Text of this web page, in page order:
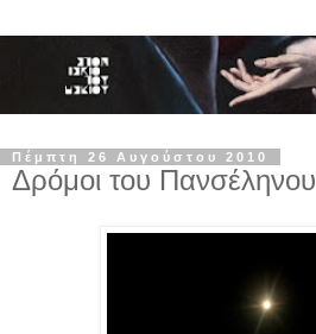
Πέμπτη 26 Αυγούστου 2010
Δρόμοι του Πανσέληνου